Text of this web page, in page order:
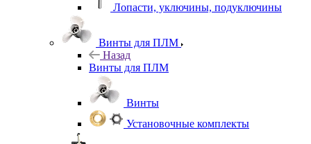
Лопасти, уключины, подуключины
Винты для ПЛМ
Назад
Винты для ПЛМ
Винты
Установочные комплекты